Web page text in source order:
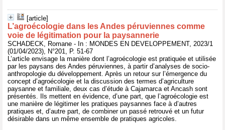
[article]
L’agroécologie dans les Andes péruviennes comme
voie de légitimation pour la paysannerie
SCHADECK, Romane - In : MONDES EN DEVELOPPEMENT, 2023/1
(01/04/2023), N°201, P. 51-67
L’article envisage la manière dont l’agroécologie est pratiquée et utilisée
par les paysans des Andes péruviennes, à partir d’analyses de socio-
anthropologie du développement. Après un retour sur l’émergence du
concept d’agroécologie et la discussion des termes d’agriculture
paysanne et familiale, deux cas d’étude à Cajamarca et Ancash sont
présentés. Ils mettent en évidence, d’une part, que l’agroécologie est
une manière de légitimer les pratiques paysannes face à d’autres
pratiques et, d’autre part, de combiner un passé retrouvé et un futur
désirable dans un même ensemble de pratiques agricoles.